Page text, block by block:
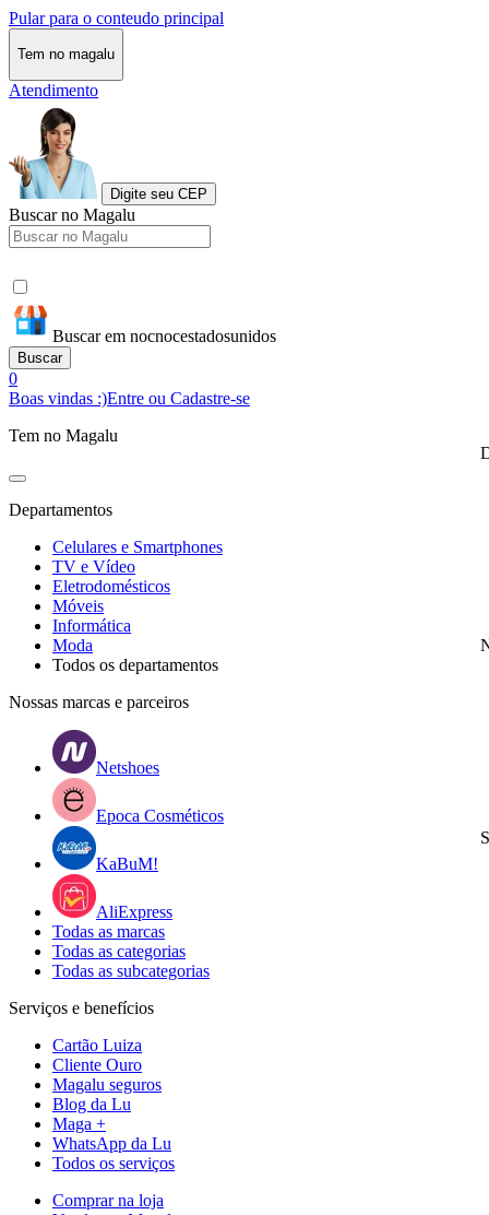
Pular para o conteudo principal
Tem no magalu
Atendimento
Digite seu CEP
Buscar no Magalu
Buscar em nocnocestadosunidos
Buscar
0
Boas vindas :)Entre ou Cadastre-se
Tem no Magalu
Departamentos
Celulares e Smartphones
TV e Vídeo
Eletrodomésticos
Móveis
Informática
Moda
Todos os departamentos
Nossas marcas e parceiros
Netshoes
Epoca Cosméticos
KaBuM!
AliExpress
Todas as marcas
Todas as categorias
Todas as subcategorias
Serviços e benefícios
Cartão Luiza
Cliente Ouro
Magalu seguros
Blog da Lu
Maga +
WhatsApp da Lu
Todos os serviços
Comprar na loja